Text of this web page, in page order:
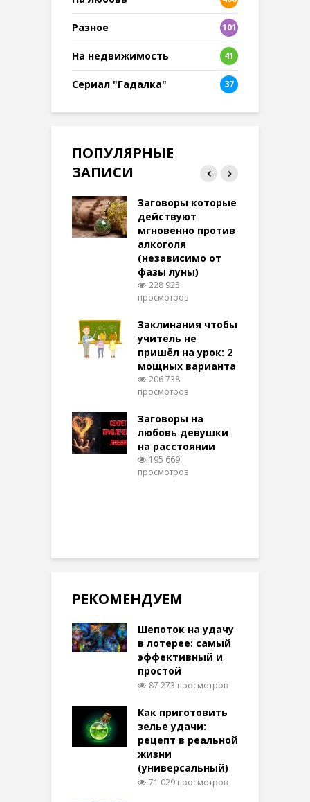
Разное
101
8
На недвижимость 41
Сериал "Гадалка" 37
ПОПУЛЯРНЫЕ
ЗАПИСИ
Заговоры которые
действуют
мгновенно против
алкоголя
(независимо от
фазы луны)
228 925
просмотров
Заклинания чтобы
учитель не
пришёл на урок: 2
мощных варианта
206 738
просмотров
Заговоры на
любовь девушки
на расстоянии
195 669
просмотров
РЕКОМЕНДУЕМ
Шепоток на удачу
в лотерее: самый
эффективный и
простой
87 273 просмотров
Как приготовить
зелье удачи:
рецепт в реальной
жизни
(универсальный)
71 029 просмотров